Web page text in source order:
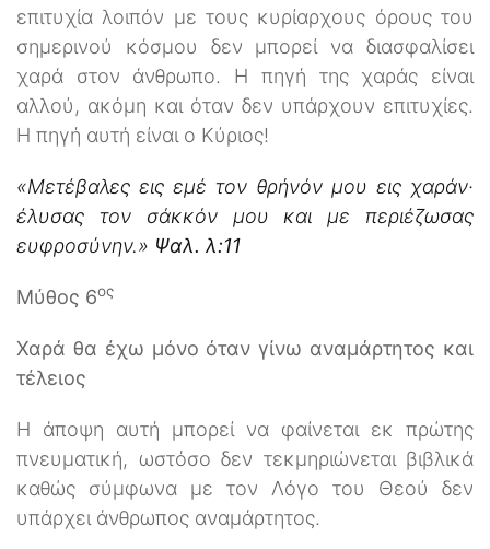
επιτυχία λοιπόν με τους κυρίαρχους όρους του
σημερινού κόσμου δεν μπορεί να διασφαλίσει
χαρά στον άνθρωπο. Η πηγή της χαράς είναι
αλλού, ακόμη και όταν δεν υπάρχουν επιτυχίες.
Η πηγή αυτή είναι ο Κύριος!
«Μετέβαλες εις εμέ τον θρήνόν μου εις χαράν·
έλυσας τον σάκκόν μου και με περιέζωσας
ευφροσύνην.» Ψαλ. λ:11
Μύθος 6ος
Χαρά θα έχω μόνο όταν γίνω αναμάρτητος και
τέλειος
Η άποψη αυτή μπορεί να φαίνεται εκ πρώτης
πνευματική, ωστόσο δεν τεκμηριώνεται βιβλικά
καθώς σύμφωνα με τον Λόγο του Θεού δεν
υπάρχει άνθρωπος αναμάρτητος.